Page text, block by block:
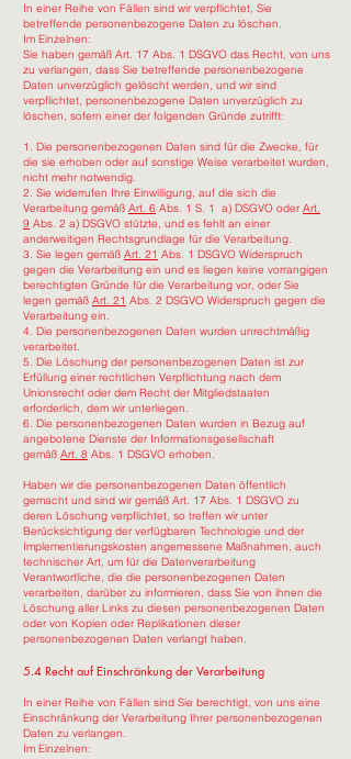
In einer Reihe von Fällen sind wir verpflichtet, Sie
betreffende personenbezogene Daten zu löschen.
Im Einzelnen:
Sie haben gemäß Art. 17 Abs. 1 DSGVO das Recht, von uns
zu verlangen, dass Sie betreffende personenbezogene
Daten unverzüglich gelöscht werden, und wir sind
verpflichtet, personenbezogene Daten unverzüglich zu
löschen, sofern einer der folgenden Gründe zutrifft:
1. Die personenbezogenen Daten sind für die Zwecke, für
die sie erhoben oder auf sonstige Weise verarbeitet wurden,
nicht mehr notwendig.
2. Sie widerrufen Ihre Einwilligung, auf die sich die
Verarbeitung gemäß Art. 6 Abs. 1 S. 1 a) DSGVO oder Art.
9 Abs. 2 a) DSGVO stützte, und es fehlt an einer
anderweitigen Rechtsgrundlage für die Verarbeitung.
3. Sie legen gemäß Art. 21 Abs. 1 DSGVO Widerspruch
gegen die Verarbeitung ein und es liegen keine vorrangigen
berechtigten Gründe für die Verarbeitung vor, oder Sie
legen gemäß Art. 21 Abs. 2 DSGVO Widerspruch gegen die
Verarbeitung ein.
4. Die personenbezogenen Daten wurden unrechtmäßig
verarbeitet.
5. Die Löschung der personenbezogenen Daten ist zur
Erfüllung einer rechtlichen Verpflichtung nach dem
Unionsrecht oder dem Recht der Mitgliedstaaten
erforderlich, dem wir unterliegen.
6. Die personenbezogenen Daten wurden in Bezug auf
angebotene Dienste der Informationsgesellschaft
gemäß Art. 8 Abs. 1 DSGVO erhoben.
Haben wir die personenbezogenen Daten öffentlich
gemacht und sind wir gemäß Art. 17 Abs. 1 DSGVO zu
deren Löschung verpflichtet, so treffen wir unter
Berücksichtigung der verfügbaren Technologie und der
Implementierungskosten angemessene Maßnahmen, auch
technischer Art, um für die Datenverarbeitung
Verantwortliche, die die personenbezogenen Daten
verarbeiten, darüber zu informieren, dass Sie von ihnen die
Löschung aller Links zu diesen personenbezogenen Daten
oder von Kopien oder Replikationen dieser
personenbezogenen Daten verlangt haben.
5.4 Recht auf Einschränkung der Verarbeitung
In einer Reihe von Fällen sind Sie berechtigt, von uns eine
Einschränkung der Verarbeitung Ihrer personenbezogenen
Daten zu verlangen.
Im Einzelnen: